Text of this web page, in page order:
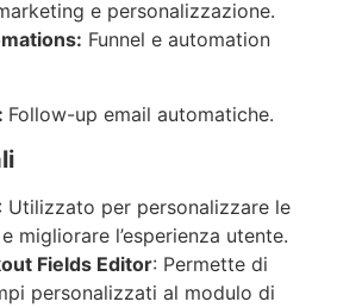
e personalizzazione.
Funnel e automation
Follow-up email automatiche.
: Utilizzato per personalizzare le
migliorare l’esperienza utente.
Fields Editor: Permette di
personalizzati al modulo di